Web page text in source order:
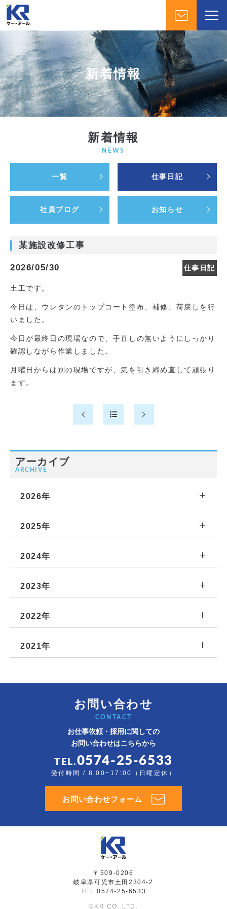
新着情報
新着情報
NEWS
一覧 仕事日記
社員ブログ お知らせ
某施設改修工事
2026/05/30 仕事日記
土工です。
今日は、ウレタンのトップコート塗布、補修、荷戻しを行
いました。
今日が最終日の現場なので、手直しの無いようにしっかり
確認しながら作業しました。
月曜日からは別の現場ですが、気を引き締め直して頑張り
ます。
アーカイブ
ARCHIVE
2026年
2025年
2024年
2023年
2022年
2021年
お問い合わせ
CONTACT
お仕事依頼・採用に関しての
お問い合わせはこちらから
TEL.0574-25-6533
受付時間 / 8:00~17:00（日曜定休）
お問い合わせフォーム
〒509-0206
岐阜県可児市土田2304-2
TEL:0574-25-6533
©KR CO.,LTD.